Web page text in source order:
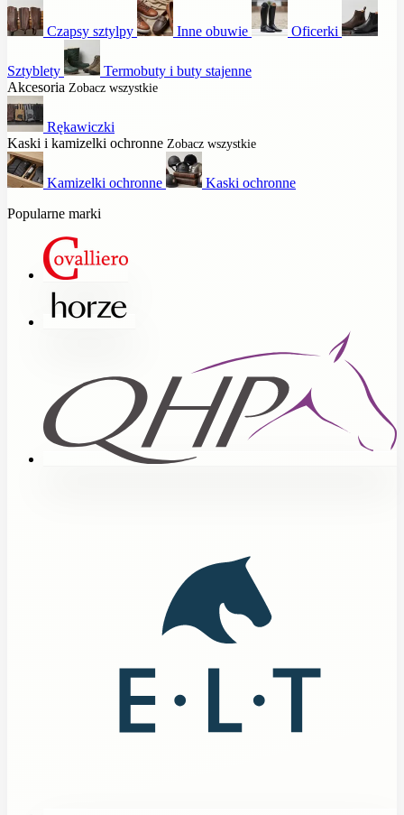
Czapsy sztylpy Inne obuwie Oficerki
Sztyblety
Termobuty i buty stajenne
Akcesoria Zobacz wszystkie
Rękawiczki
Kaski i kamizelki ochronne Zobacz wszystkie
Kamizelki ochronne
Kaski ochronne
Popularne marki